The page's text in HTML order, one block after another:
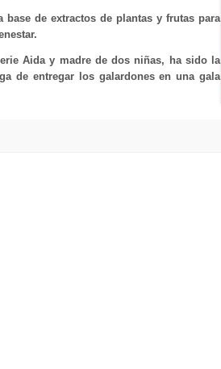
de extractos de plantas y frutas para
Aida y madre de dos niñas, ha sido la
de entregar los galardones en una gala